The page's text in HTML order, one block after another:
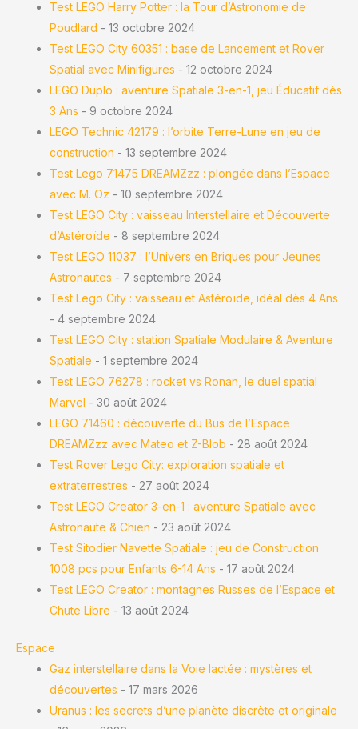
Test LEGO Harry Potter : la Tour d’Astronomie de
Poudlard - 13 octobre 2024
Test LEGO City 60351 : base de Lancement et Rover
Spatial avec Minifigures - 12 octobre 2024
LEGO Duplo : aventure Spatiale 3-en-1, jeu Éducatif dès
3 Ans - 9 octobre 2024
LEGO Technic 42179 : l’orbite Terre-Lune en jeu de
construction - 13 septembre 2024
Test Lego 71475 DREAMZzz : plongée dans l’Espace
avec M. Oz - 10 septembre 2024
Test LEGO City : vaisseau Interstellaire et Découverte
d’Astéroïde - 8 septembre 2024
Test LEGO 11037 : l’Univers en Briques pour Jeunes
Astronautes - 7 septembre 2024
Test Lego City : vaisseau et Astéroïde, idéal dès 4 Ans
- 4 septembre 2024
Test LEGO City : station Spatiale Modulaire & Aventure
Spatiale - 1 septembre 2024
Test LEGO 76278 : rocket vs Ronan, le duel spatial
Marvel - 30 août 2024
LEGO 71460 : découverte du Bus de l’Espace
DREAMZzz avec Mateo et Z-Blob - 28 août 2024
Test Rover Lego City: exploration spatiale et
extraterrestres - 27 août 2024
Test LEGO Creator 3-en-1 : aventure Spatiale avec
Astronaute & Chien - 23 août 2024
Test Sitodier Navette Spatiale : jeu de Construction
1008 pcs pour Enfants 6-14 Ans - 17 août 2024
Test LEGO Creator : montagnes Russes de l’Espace et
Chute Libre - 13 août 2024
Espace
Gaz interstellaire dans la Voie lactée : mystères et
découvertes - 17 mars 2026
Uranus : les secrets d’une planète discrète et originale